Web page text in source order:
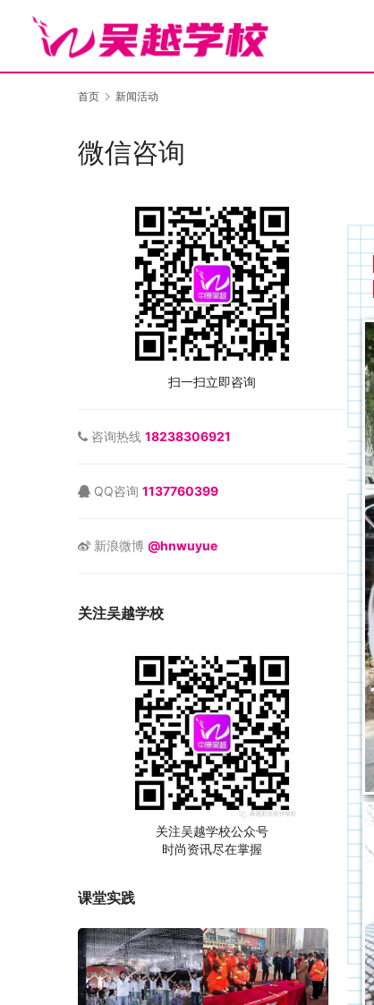
首页 新闻活动
微信咨询
扫一扫立即咨询
咨询热线 18238306921
QQ咨询 1137760399
新浪微博 @hnwuyue
关注吴越学校
关注吴越学校公众号
时尚资讯尽在掌握
课堂实践